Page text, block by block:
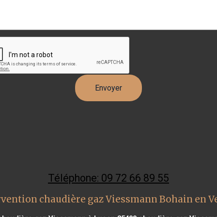
Téléphone: 09 72 66 89 55
chaudière gaz Viessmann Bohain en